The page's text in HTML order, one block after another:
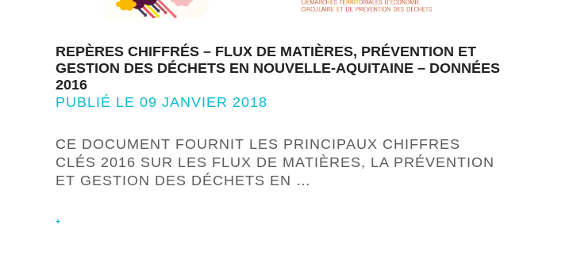
REPÈRES CHIFFRÉS – FLUX DE MATIÈRES, PRÉVENTION ET
GESTION DES DÉCHETS EN NOUVELLE-AQUITAINE – DONNÉES
2016
PUBLIÉ LE 09 JANVIER 2018
CE DOCUMENT FOURNIT LES PRINCIPAUX CHIFFRES
CLÉS 2016 SUR LES FLUX DE MATIÈRES, LA PRÉVENTION
ET GESTION DES DÉCHETS EN …
+